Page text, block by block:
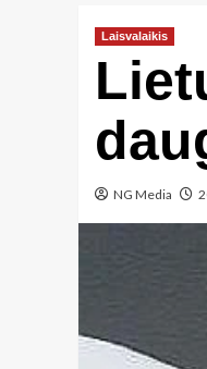
Laisvalaikis
NG Media